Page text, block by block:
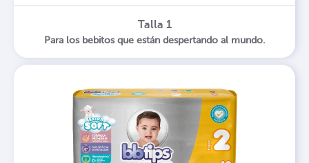
Talla 1
Para los bebitos que están despertando al mundo.